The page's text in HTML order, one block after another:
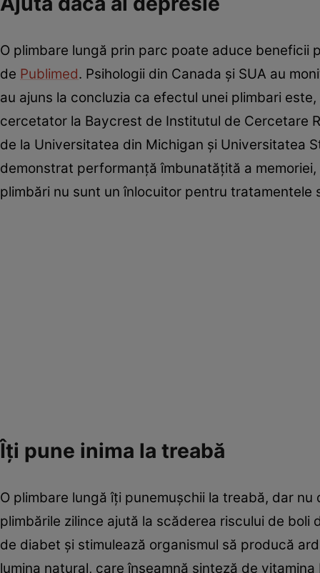
O plimbare lungă prin parc poate aduce
de Publimed. Psihologii din Canada și SUA au
au ajuns la concluzia ca efectul unei plimbari
cercetator la Baycrest de Institutul de Cercetare
de la Universitatea din Michigan și Universitatea
demonstrat performanță îmbunatățită a
plimbări nu sunt un înlocuitor pentru tratamentele
Îți pune inima la treabă
O plimbare lungă îți punemușchii la treabă, dar
plimbările zilince ajută la scăderea riscului de
de diabet și stimulează organismul să producă
lumina natural, care înseamnă sinteză de